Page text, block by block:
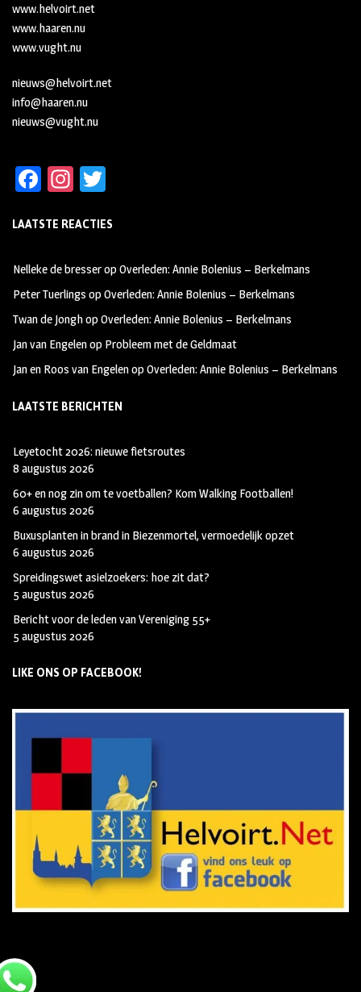
www.helvoirt.net
www.haaren.nu
www.vught.nu
nieuws@helvoirt.net
info@haaren.nu
nieuws@vught.nu
Fa
b
oo
k
In
ag
m
tt
LAATSTE REACTIES
Nelleke de bresseropOverleden: Annie Bolenius – Berkelmans
Peter Tuerlings opOverleden: Annie Bolenius – Berkelmans
Twan de JonghopOverleden: Annie Bolenius – Berkelmans
Jan van Engelenop Probleem met de Geldmaat
Jan en Roos van EngelenopOverleden: Annie Bolenius – Berkelmans
LAATSTE BERICHTEN
Leyetocht 2026: nieuwe fietsroutes
8 augustus 2026
60+ en nog zin om te voetballen? Kom Walking Footballen!
6 augustus 2026
Buxusplanten in brand in Biezenmortel, vermoedelijk opzet
6 augustus 2026
Spreidingswet asielzoekers: hoe zit dat?
5 augustus 2026
Bericht voor de leden van Vereniging 55+
5 augustus 2026
LIKE ONS OP FACEBOOK!